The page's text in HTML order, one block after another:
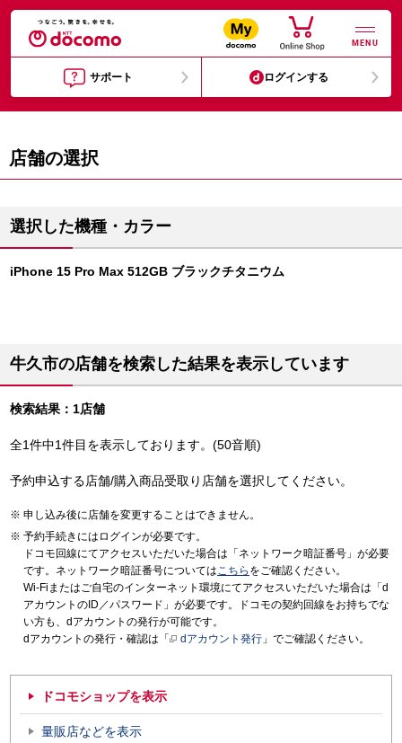
MENU
サポート ログインする
店舗の選択
選択した機種・カラー
iPhone 15 Pro Max 512GB ブラックチタニウム
牛久市の店舗を検索した結果を表示しています
検索結果：1店舗
全1件中1件目を表示しております。(50音順)
予約申込する店舗/購入商品受取り店舗を選択してください。
申し込み後に店舗を変更することはできません。
予約手続きにはログインが必要です。
ドコモ回線にてアクセスいただいた場合は「ネットワーク暗証番号」が必要
です。ネットワーク暗証番号についてはこちら をご確認ください。
Wi-Fiまたはご自宅のインターネット環境にてアクセスいただいた場合は「d
アカウントのID／パスワード」が必要です。ドコモの契約回線をお持ちでな
い方も、dアカウントの発行が可能です。
dアカウントの発行・確認は「
dアカウント発行 」でご確認ください。
ドコモショップを表示
量販店などを表示